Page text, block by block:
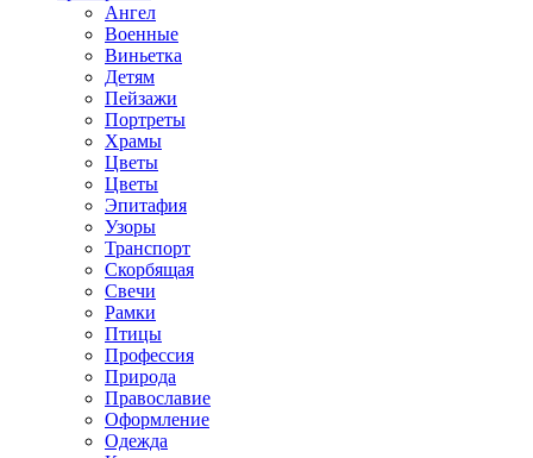
Ангел
Военные
Виньетка
Детям
Пейзажи
Портреты
Храмы
Цветы
Цветы
Эпитафия
Узоры
Транспорт
Скорбящая
Свечи
Рамки
Птицы
Профессия
Природа
Православие
Оформление
Одежда